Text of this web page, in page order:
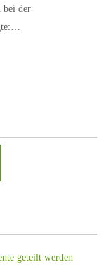
bei der
geteilt werden